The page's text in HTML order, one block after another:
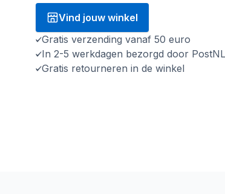
Vind jouw winkel
Gratis verzending vanaf 50 euro
In 2-5 werkdagen bezorgd door PostNL
Gratis retourneren in de winkel